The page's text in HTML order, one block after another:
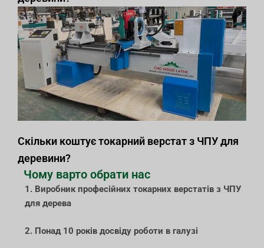
Скільки коштує токарний верстат з ЧПУ для
деревини?
Чому варто обрати нас
1. Виробник професійних токарних верстатів з ЧПУ
для дерева
2. Понад 10 років досвіду роботи в галузі